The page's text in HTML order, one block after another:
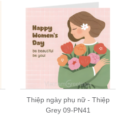
Thiệp ngày phụ nữ - Thiệp
Grey 09-PN41